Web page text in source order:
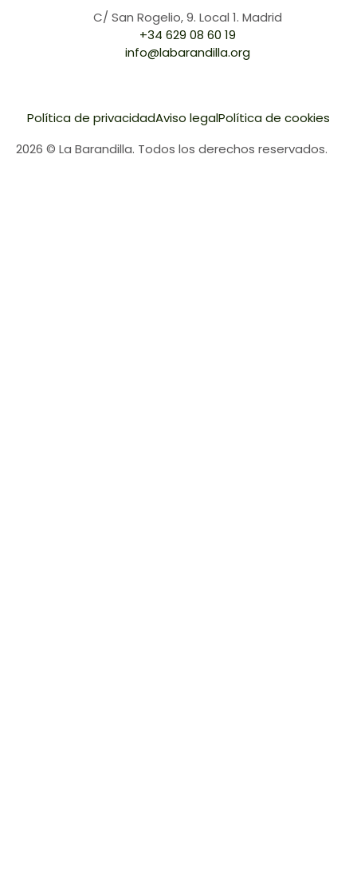
C/ San Rogelio, 9. Local 1. Madrid
+34 629 08 60 19
info@labarandilla.org
2026 © La Barandilla. Todos los derechos reservados.
Política de privacidadAviso legalPolítica de cookies